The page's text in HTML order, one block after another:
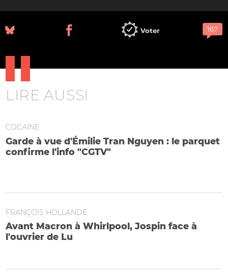
Voter
LIRE AUSSI
COCAÏNE
Garde à vue d'Émilie Tran Nguyen : le parquet
confirme l'info "CGTV"
FRANÇOIS HOLLANDE
Avant Macron à Whirlpool, Jospin face à
l'ouvrier de Lu